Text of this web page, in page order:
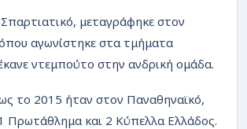
μεταγράφηκε στον
αγωνίστηκε στα τμήματα
ντεμπούτο στην ανδρική ομάδα.
το 2015 ήταν στον Παναθηναϊκό,
Πρωτάθλημα και 2 Κύπελλα Ελλάδος.